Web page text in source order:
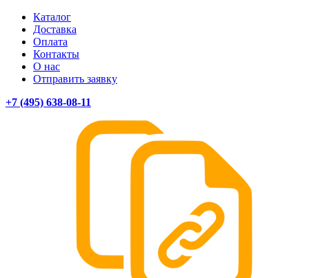
Каталог
Доставка
Оплата
Контакты
О нас
Отправить заявку
+7 (495) 638-08-11